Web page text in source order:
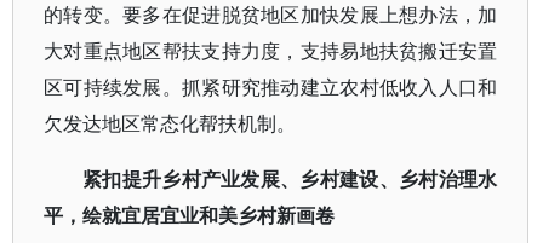
的转变。要多在促进脱贫地区加快发展上想办法，加
大对重点地区帮扶支持力度，支持易地扶贫搬迁安置
区可持续发展。抓紧研究推动建立农村低收入人口和
欠发达地区常态化帮扶机制。
紧扣提升乡村产业发展、乡村建设、乡村治理水
平，绘就宜居宜业和美乡村新画卷